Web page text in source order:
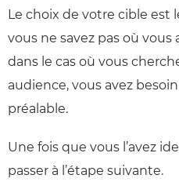
Le choix de votre cible est
vous ne savez pas où vous
dans le cas où vous
audience, vous avez
préalable.
Une fois que vous l’avez
passer à l’étape suivante.